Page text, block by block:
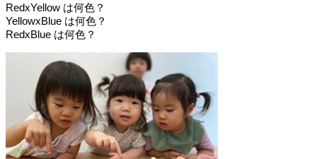
RedxYellow は何色？
YellowxBlue は何色？
RedxBlue は何色？